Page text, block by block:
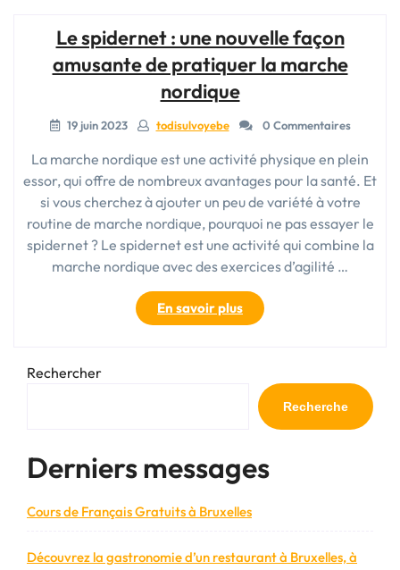
marche
nordique
Spidernet
une
pratique
optimale »
Le spidernet : une nouvelle façon
amusante de pratiquer la marche
nordique
19 juin 2023 todisulvoyebe 0 Commentaires
La marche nordique est une activité physique en plein
essor, qui offre de nombreux avantages pour la santé. Et
si vous cherchez à ajouter un peu de variété à votre
routine de marche nordique, pourquoi ne pas essayer le
spidernet ? Le spidernet est une activité qui combine la
marche nordique avec des exercices d’agilité …
En savoir plus« Le
spidernet
nouvelle
façon
amusante
pratiquer
la
nordique »
Rechercher
Recherche
Derniers messages
Cours de Français Gratuits à Bruxelles
Découvrez la gastronomie d’un restaurant à Bruxelles, à